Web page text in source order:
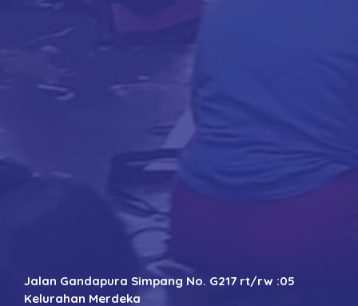
Jalan Gandapura Simpang No. G217 rt/rw :05
Kelurahan Merdeka